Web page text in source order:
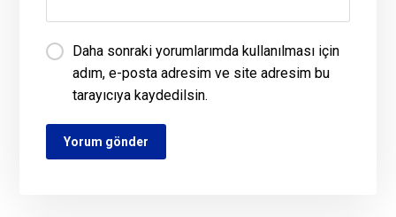
Daha sonraki yorumlarımda kullanılması için
adım, e-posta adresim ve site adresim bu
tarayıcıya kaydedilsin.